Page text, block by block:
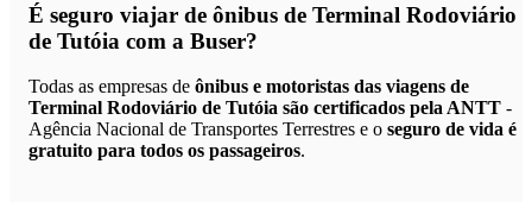
É seguro viajar de ônibus de Terminal Rodoviário
de Tutóia com a Buser?
Todas as empresas de ônibus e motoristas das viagens de
Terminal Rodoviário de Tutóia são certificados pela ANTT -
Agência Nacional de Transportes Terrestres e o seguro de vida é
gratuito para todos os passageiros.